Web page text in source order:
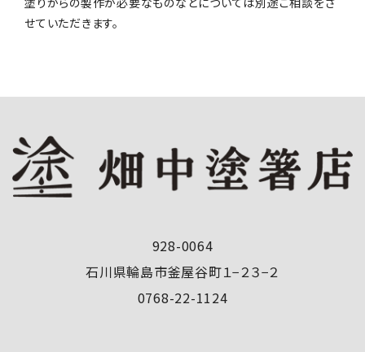
せていただきます。
928-0064
石川県輪島市釜屋谷町１−２３−２
0768-22-1124